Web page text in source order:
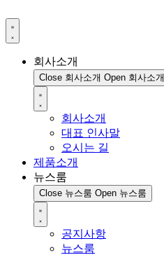
회사소개
Close 회사소개 Open 회사소개
회사소개
대표 인사말
오시는 길
제품소개
뉴스룸
Close 뉴스룸 Open 뉴스룸
공지사항
뉴스룸